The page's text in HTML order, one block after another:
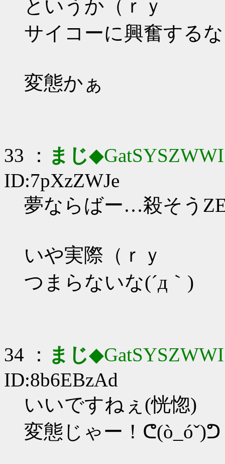
というか（ｒｙ
サイコーに興奮する
変態かぁ
33 ： まじ◆GatSYSZWWI
ID:7pXzZWJe
夢ならばー…殺そう
いや実際（ｒｙ
つまらないな(´д｀)
34 ： まじ◆GatSYSZWWI
ID:8b6EBzAd
いいですねぇ(恍惚)
変態じゃー！ᕦ(ò_óˇ)ᕤ